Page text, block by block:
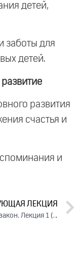
детей,
заботы для
детей.
развития
счастья и
и
ЛЕКЦИЯ
Любовь и закон. Лекция 1 (2014)